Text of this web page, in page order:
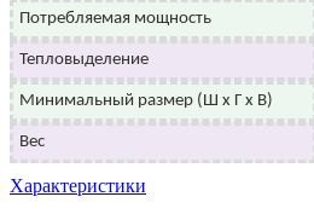
Потребляемая мощность
Тепловыделение
Минимальный размер (Ш x Г x В)
Вес
Характеристики